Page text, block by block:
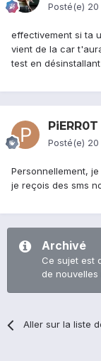
Posté(e) 20
effectivement si ta
vient de la car
test en
PiERR0T
Posté(e) 20
Personnellement,
je reçois des sms
Archivé
Ce sujet est
de nouvelles
Aller sur la liste